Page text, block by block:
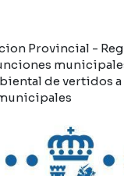
Provincial -
de vertidos a